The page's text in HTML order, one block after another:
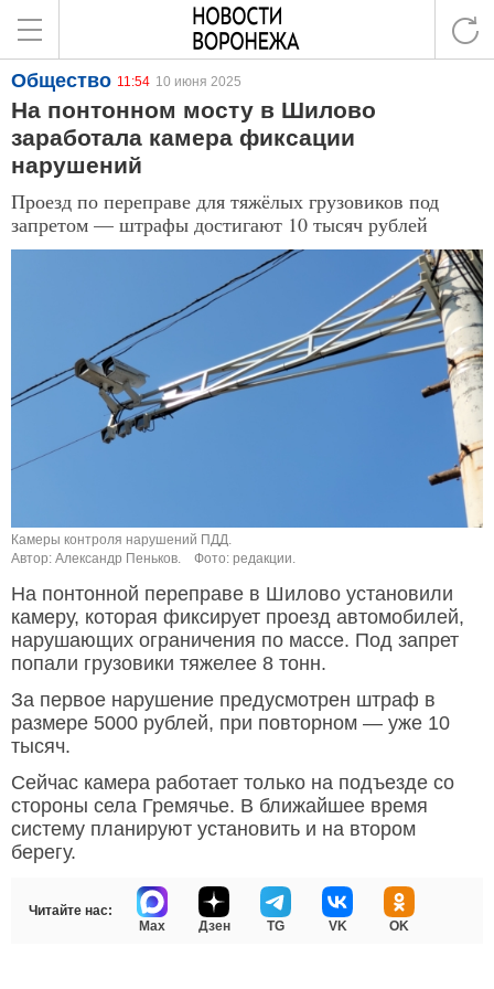
Общество 11:54 10 июня 2025
На понтонном мосту в Шилово
заработала камера фиксации
нарушений
Проезд по переправе для тяжёлых грузовиков под
запретом — штрафы достигают 10 тысяч рублей
Камеры контроля нарушений ПДД.
Автор: Александр Пеньков.
Фото: редакции.
На понтонной переправе в Шилово установили
камеру, которая фиксирует проезд автомобилей,
нарушающих ограничения по массе. Под запрет
попали грузовики тяжелее 8 тонн.
За первое нарушение предусмотрен штраф в
размере 5000 рублей, при повторном — уже 10
тысяч.
Сейчас камера работает только на подъезде со
стороны села Гремячье. В ближайшее время
систему планируют установить и на втором
берегу.
Читайте нас:
Max
Дзен TG VK OK